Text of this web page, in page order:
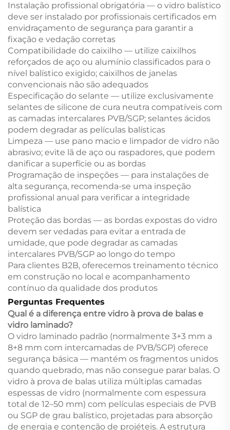
Instalação profissional obrigatória — o vidro balístico
deve ser instalado por profissionais certificados em
envidraçamento de segurança para garantir a
fixação e vedação corretas
Compatibilidade do caixilho — utilize caixilhos
reforçados de aço ou alumínio classificados para o
nível balístico exigido; caixilhos de janelas
convencionais não são adequados
Especificação do selante — utilize exclusivamente
selantes de silicone de cura neutra compatíveis com
as camadas intercalares PVB/SGP; selantes ácidos
podem degradar as películas balísticas
Limpeza — use pano macio e limpador de vidro não
abrasivo; evite lã de aço ou raspadores, que podem
danificar a superfície ou as bordas
Programação de inspeções — para instalações de
alta segurança, recomenda-se uma inspeção
profissional anual para verificar a integridade
balística
Proteção das bordas — as bordas expostas do vidro
devem ser vedadas para evitar a entrada de
umidade, que pode degradar as camadas
intercalares PVB/SGP ao longo do tempo
Para clientes B2B, oferecemos treinamento técnico
em construção no local e acompanhamento
contínuo da qualidade dos produtos
Perguntas Frequentes
Qual é a diferença entre vidro à prova de balas e
vidro laminado?
O vidro laminado padrão (normalmente 3+3 mm a
8+8 mm com intercamadas de PVB/SGP) oferece
segurança básica — mantém os fragmentos unidos
quando quebrado, mas não consegue parar balas. O
vidro à prova de balas utiliza múltiplas camadas
espessas de vidro (normalmente com espessura
total de 12–50 mm) com películas especiais de PVB
ou SGP de grau balístico, projetadas para absorção
de energia e contenção de projéteis. A estrutura